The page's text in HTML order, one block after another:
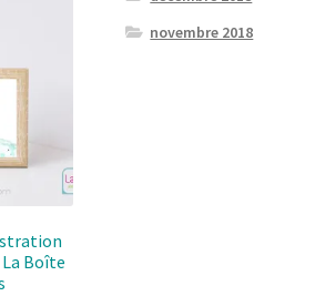
Boîte
novembre 2018